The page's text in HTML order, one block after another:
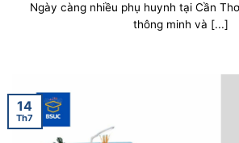
Ngày càng nhiều phụ huynh tại Cần
thông minh và [...]
14
Th7